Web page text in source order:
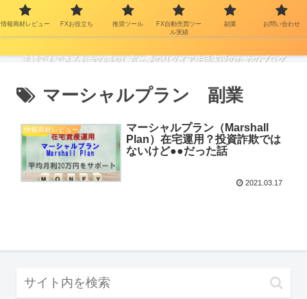
主婦でもできるお金の増やし方～夢のリタイア生活実現のためのブログ
マーシャルプラン 副業
情報商材レビュー
マーシャルプラン（Marshall
Plan）在宅運用？投資詐欺では
ないけど●●だった話
2021.03.17
情報商材レビュー FXお役立ち 推奨ツール
FX自動売買ツー
ル実績
副業 お問い合わせ